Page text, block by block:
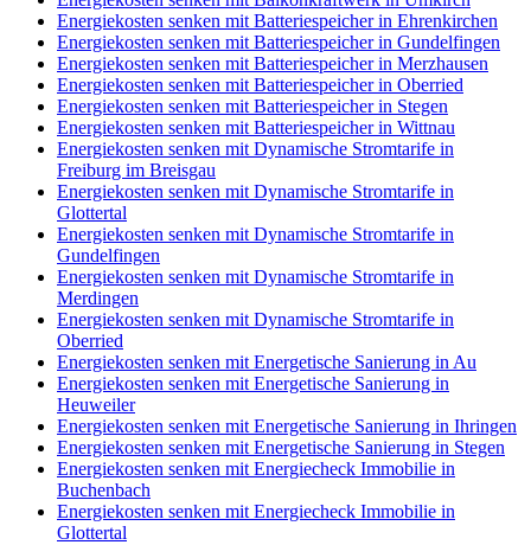
Energiekosten senken mit Batteriespeicher in Ehrenkirchen
Energiekosten senken mit Batteriespeicher in Gundelfingen
Energiekosten senken mit Batteriespeicher in Merzhausen
Energiekosten senken mit Batteriespeicher in Oberried
Energiekosten senken mit Batteriespeicher in Stegen
Energiekosten senken mit Batteriespeicher in Wittnau
Energiekosten senken mit Dynamische Stromtarife in
Freiburg im Breisgau
Energiekosten senken mit Dynamische Stromtarife in
Glottertal
Energiekosten senken mit Dynamische Stromtarife in
Gundelfingen
Energiekosten senken mit Dynamische Stromtarife in
Merdingen
Energiekosten senken mit Dynamische Stromtarife in
Oberried
Energiekosten senken mit Energetische Sanierung in Au
Energiekosten senken mit Energetische Sanierung in
Heuweiler
Energiekosten senken mit Energetische Sanierung in Ihringen
Energiekosten senken mit Energetische Sanierung in Stegen
Energiekosten senken mit Energiecheck Immobilie in
Buchenbach
Energiekosten senken mit Energiecheck Immobilie in
Glottertal